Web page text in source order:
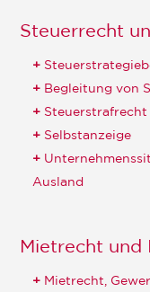
Steuerrecht
Begleitung von
Steuerstrafrecht
Selbstanzeige
Ausland
Mietrecht und
Mietrecht,